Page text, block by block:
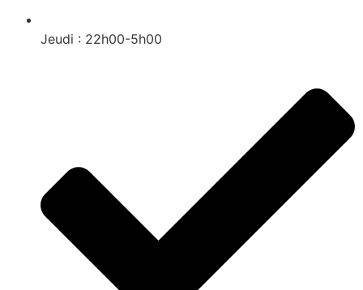
Jeudi : 22h00-5h00